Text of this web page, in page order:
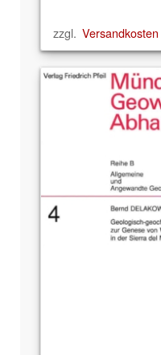
zzgl. Versandkosten